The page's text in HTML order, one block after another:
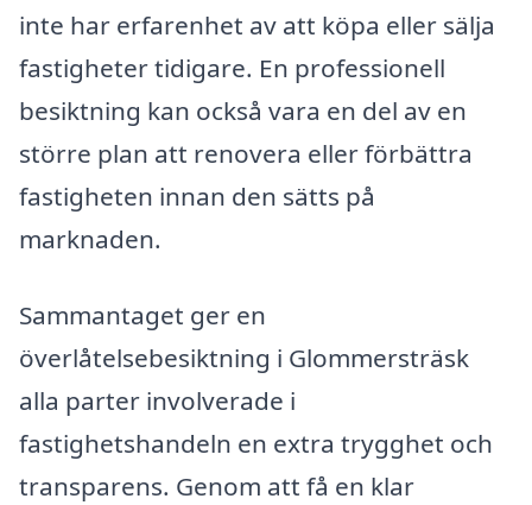
inte har erfarenhet av att köpa eller sälja
fastigheter tidigare. En professionell
besiktning kan också vara en del av en
större plan att renovera eller förbättra
fastigheten innan den sätts på
marknaden.
Sammantaget ger en
överlåtelsebesiktning i Glommersträsk
alla parter involverade i
fastighetshandeln en extra trygghet och
transparens. Genom att få en klar